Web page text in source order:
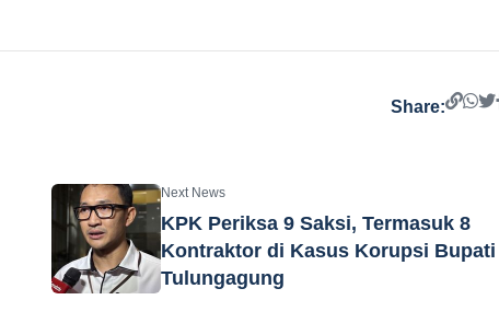
Share:
Next News
KPK Periksa 9 Saksi, Termasuk 8
Kontraktor di Kasus Korupsi Bupati
Tulungagung